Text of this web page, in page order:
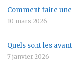
Comment faire une
10 mars 2026
Quels sont les
7 janvier 2026